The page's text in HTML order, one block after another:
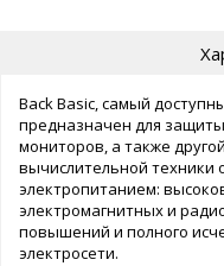
Back Basic, самый
предназначен для
мониторов, а также
вычислительной техники
электропитанием:
электромагнитных и
повышений и полного
электросети.